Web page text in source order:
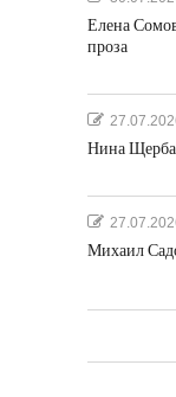
Елена
проза
Нина
Михаил